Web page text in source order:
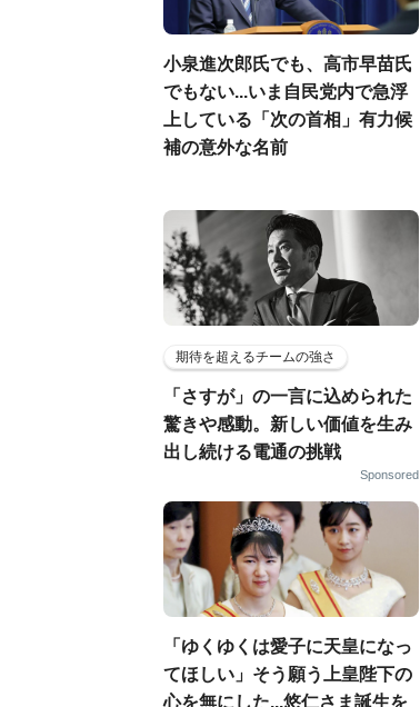
小泉進次郎氏でも、高市早苗氏
でもない...いま自民党内で急浮
上している「次の首相」有力候
補の意外な名前
期待を超えるチームの強さ
「さすが」の一言に込められた
驚きや感動。新しい価値を生み
出し続ける電通の挑戦
Sponsored
「ゆくゆくは愛子に天皇になっ
てほしい」そう願う上皇陛下の
心を無にした...悠仁さま誕生を